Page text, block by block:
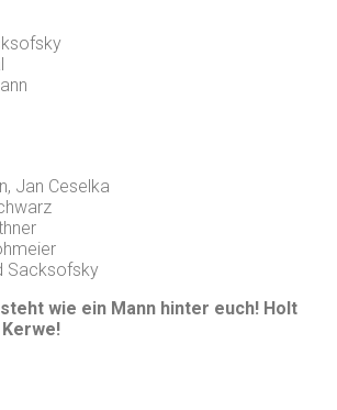
Jan Ceselka
Sacksofsky
wie ein Mann hinter euch! Holt